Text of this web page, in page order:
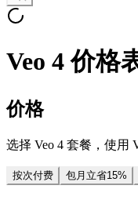
Veo 4 价格
价格
选择 Veo 4 套餐，使用
按次付费 包月 立省15%